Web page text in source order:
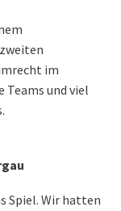
im
und viel
Spiel. Wir hatten